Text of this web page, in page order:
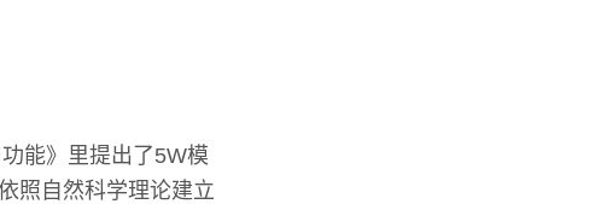
能》里提出了5W模
照自然科学理论建立